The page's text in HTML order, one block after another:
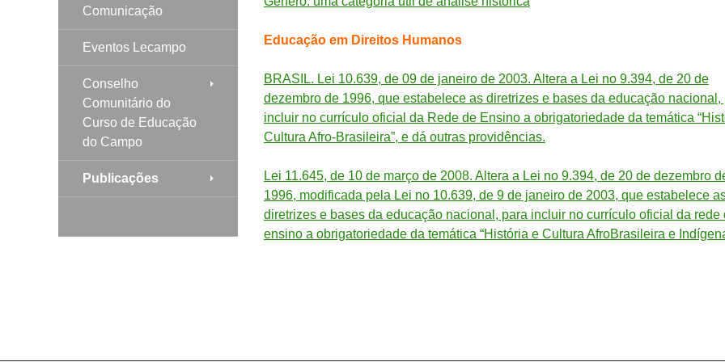
Educação em Direitos Humanos
BRASIL. Lei 10.639, de 09 de janeiro de 2003. Altera a Lei no 9.394, de 20 de
dezembro de 1996, que estabelece as diretrizes e bases da educação nacional,
incluir no currículo oficial da Rede de Ensino a obrigatoriedade da temática
Cultura Afro-Brasileira”, e dá outras providências.
Lei 11.645, de 10 de março de 2008. Altera a Lei no 9.394, de 20 de dezembro
1996, modificada pela Lei no 10.639, de 9 de janeiro de 2003, que estabelece
diretrizes e bases da educação nacional, para incluir no currículo oficial da rede
ensino a obrigatoriedade da temática “História e Cultura AfroBrasileira e
Comunicação
Eventos Lecampo
Conselho
Comunitário do
Curso de Educação
do Campo
Publicações